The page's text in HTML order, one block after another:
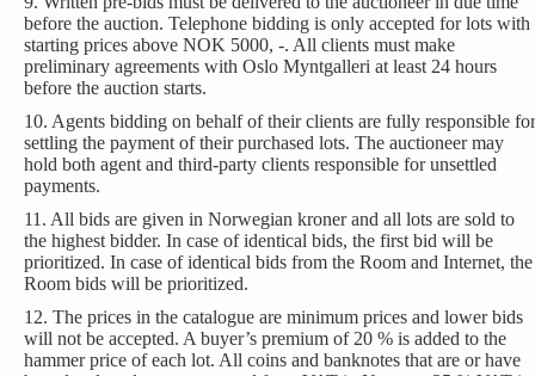
before the auction. Telephone bidding is only accepted for lots with
starting prices above NOK 5000, -. All clients must make
preliminary agreements with Oslo Myntgalleri at least 24 hours
before the auction starts.
10. Agents bidding on behalf of their clients are fully responsible for
settling the payment of their purchased lots. The auctioneer may
hold both agent and third-party clients responsible for unsettled
payments.
11. All bids are given in Norwegian kroner and all lots are sold to
the highest bidder. In case of identical bids, the first bid will be
prioritized. In case of identical bids from the Room and Internet, the
Room bids will be prioritized.
12. The prices in the catalogue are minimum prices and lower bids
will not be accepted. A buyer’s premium of 20 % is added to the
hammer price of each lot. All coins and banknotes that are or have